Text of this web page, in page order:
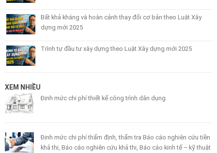
Bất khả kháng và hoàn cảnh thay đổi cơ bản theo Luật Xây
dựng mới 2025
Trình tự đầu tư xây dựng theo Luật Xây dựng mới 2025
XEM NHIỀU
Định mức chi phí thiết kế công trình dân dụng
Định mức chi phí thẩm định, thẩm tra Báo cáo nghiên cứu tiền
khả thi, Báo cáo nghiên cứu khả thi, Báo cáo kinh tế – kỹ thuật